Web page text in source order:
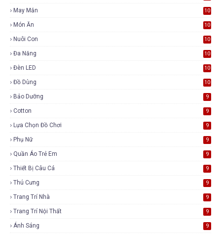
May Mắn 10
Món Ăn 10
Nuôi Con 10
Đa Năng 10
Đèn LED 10
Đồ Dùng 10
Bảo Dưỡng 9
Cotton 9
Lựa Chọn Đồ Chơi 9
Phụ Nữ 9
Quần Áo Trẻ Em 9
Thiết Bị Câu Cá 9
Thú Cưng 9
Trang Trí Nhà 9
Trang Trí Nội Thất 9
Ánh Sáng 9